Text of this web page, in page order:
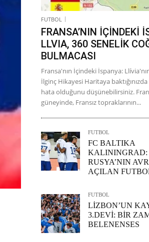
FUTBOL
FRANSA’NIN İÇİNDEKİ
LLVIA, 360 SENELİK
BULMACASI
Fransa'nın İçindeki İspanya: Llívia'nın
İlginç Hikayesi Haritaya
hata olduğunu düşünebilirsiniz.
güneyinde, Fransız topraklarının...
FUTBOL
FC BALTIKA
KALININGRAD:
RUSYA’NIN
AÇILAN
FUTBOL
LİZBON’UN
3.DEVİ: BİR
BELENENSES